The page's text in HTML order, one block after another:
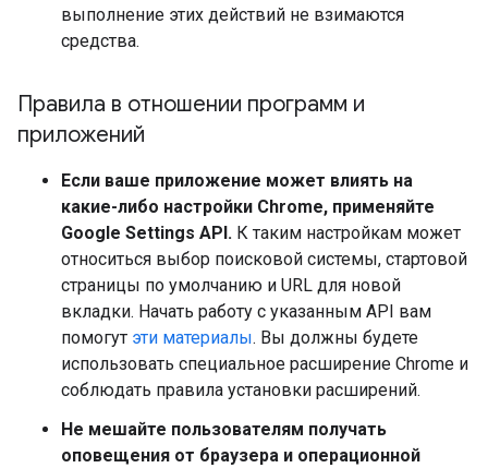
выполнение этих действий не взимаются
средства.
Правила в отношении программ и
приложений
Если ваше приложение может влиять на
какие-либо настройки Chrome, применяйте
Google Settings API. К таким настройкам может
относиться выбор поисковой системы, стартовой
страницы по умолчанию и URL для новой
вкладки. Начать работу с указанным API вам
помогут эти материалы. Вы должны будете
использовать специальное расширение Chrome и
соблюдать правила установки расширений.
Не мешайте пользователям получать
оповещения от браузера и операционной